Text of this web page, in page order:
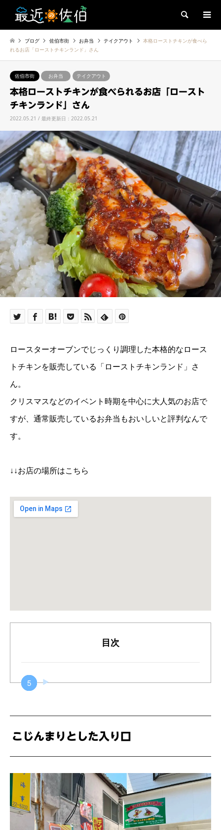
検索
ブログ 佐伯市街 お弁当 テイクアウト
本格ローストチキンが食べら
れるお店「ローストチキンランド」さん
佐伯市街 お弁当 テイクアウト
本格ローストチキンが食べられるお店「ロースト
チキンランド」さん
2022.05.21 / 最終更新日：2022.05.21
ロースターオーブンでじっくり調理した本格的なロース
トチキンを販売している「ローストチキンランド」さ
ん。
クリスマスなどのイベント時期を中心に大人気のお店で
すが、通常販売しているお弁当もおいしいと評判なんで
す。
↓↓お店の場所はこちら
目次
こじんまりとした入り口